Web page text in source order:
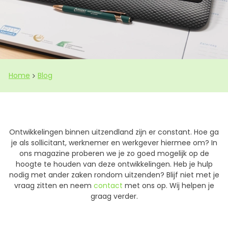
Home Blog
Ontwikkelingen binnen uitzendland zijn er constant. Hoe ga
je als sollicitant, werknemer en werkgever hiermee om? In
ons magazine proberen we je zo goed mogelijk op de
hoogte te houden van deze ontwikkelingen. Heb je hulp
nodig met ander zaken rondom uitzenden? Blijf niet met je
vraag zitten en neem contact met ons op. Wij helpen je
graag verder.